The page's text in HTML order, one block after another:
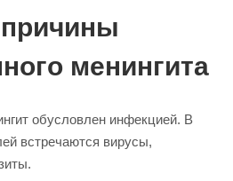
менингита
обусловлен инфекцией. В
встречаются вирусы,